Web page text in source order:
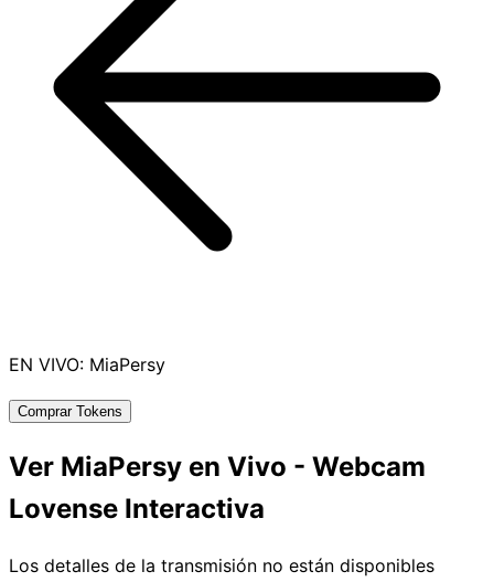
EN VIVO: MiaPersy
Comprar Tokens
Ver MiaPersy en Vivo - Webcam
Lovense Interactiva
Los detalles de la transmisión no están disponibles